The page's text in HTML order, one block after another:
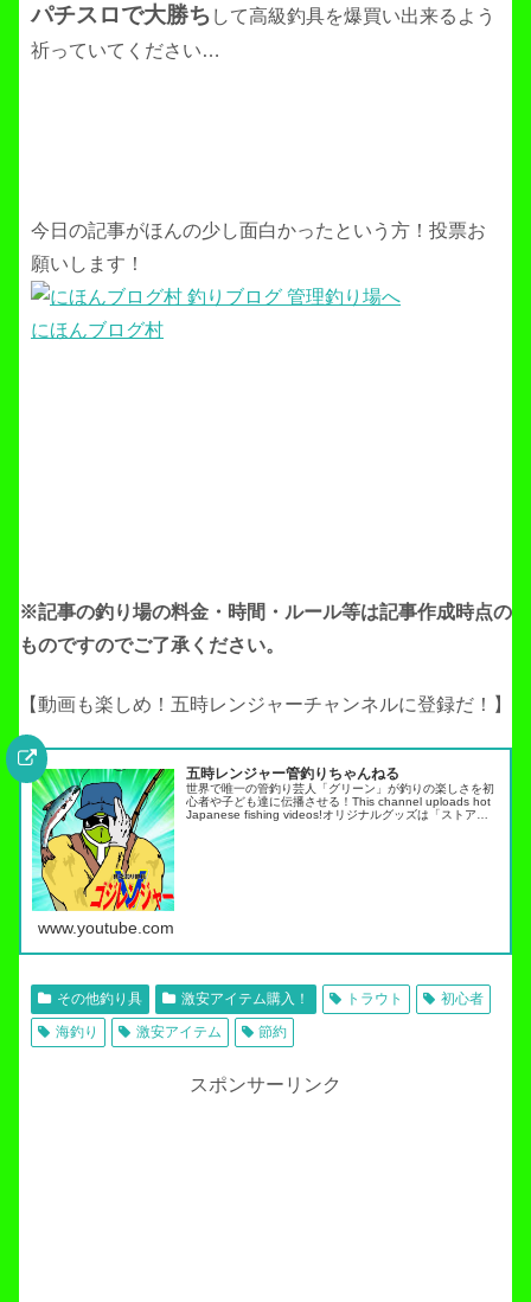
パチスロで大勝ち して高級釣具を爆買い出来るよう
祈っていてください…
今日の記事がほんの少し面白かったという方！投票お
願いします！
にほんブログ村
※記事の釣り場の料金・時間・ルール等は記事作成時点の
ものですのでご了承ください。
【動画も楽しめ！五時レンジャーチャンネルに登録だ！】
五時レンジャー管釣りちゃんねる
世界で唯一の管釣り芸人「グリーン」が釣りの楽しさを初
心者や子ども達に伝播させる！This channel uploads hot
Japanese fishing videos!オリジナルグッズは「ストア」
www.youtube.com
その他釣り具 激安アイテム購入！ トラウト
初心者
海釣り
激安アイテム 節約
スポンサーリンク